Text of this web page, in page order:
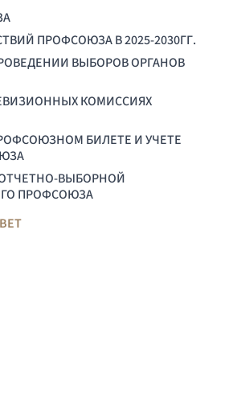
ПРОФСОЮЗА В 2025-2030ГГ.
ВЫБОРОВ ОРГАНОВ
КОМИССИЯХ
БИЛЕТЕ И УЧЕТЕ
ОТЧЕТНО-ВЫБОРНОЙ
ПРОФСОЮЗА